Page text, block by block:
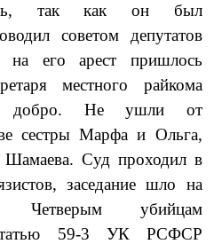
так как он был
советом депутатов
на его арест пришлось
местного райкома
добро. Не ушли от
сестры Марфа и Ольга,
Суд проходил в
заседание шло на
Четверым убийцам
статью 59-3 УК РСФСР